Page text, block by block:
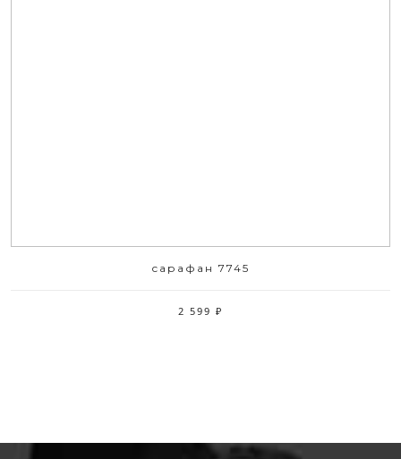
сарафан 7745
2 599 ₽